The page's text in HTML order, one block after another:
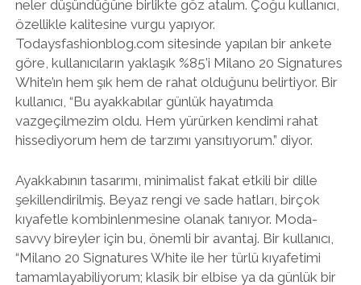
neler düşündüğüne birlikte göz atalım. Çoğu kullanıcı,
özellikle kalitesine vurgu yapıyor.
Todaysfashionblog.com sitesinde yapılan bir ankete
göre, kullanıcıların yaklaşık %85’i Milano 20 Signatures
White’ın hem şık hem de rahat olduğunu belirtiyor. Bir
kullanıcı, “Bu ayakkabılar günlük hayatımda
vazgeçilmezim oldu. Hem yürürken kendimi rahat
hissediyorum hem de tarzımı yansıtıyorum.” diyor.
Ayakkabının tasarımı, minimalist fakat etkili bir dille
şekillendirilmiş. Beyaz rengi ve sade hatları, birçok
kıyafetle kombinlenmesine olanak tanıyor. Moda-
savvy bireyler için bu, önemli bir avantaj. Bir kullanıcı,
“Milano 20 Signatures White ile her türlü kıyafetimi
tamamlayabiliyorum; klasik bir elbise ya da günlük bir